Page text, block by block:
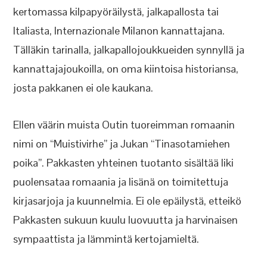
kertomassa kilpapyöräilystä, jalkapallosta tai
Italiasta, Internazionale Milanon kannattajana.
Tälläkin tarinalla, jalkapallojoukkueiden synnyllä ja
kannattajajoukoilla, on oma kiintoisa historiansa,
josta pakkanen ei ole kaukana.
Ellen väärin muista Outin tuoreimman romaanin
nimi on “Muistivirhe” ja Jukan “Tinasotamiehen
poika”. Pakkasten yhteinen tuotanto sisältää liki
puolensataa romaania ja lisänä on toimitettuja
kirjasarjoja ja kuunnelmia. Ei ole epäilystä, etteikö
Pakkasten sukuun kuulu luovuutta ja harvinaisen
sympaattista ja lämmintä kertojamieltä.